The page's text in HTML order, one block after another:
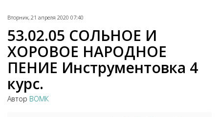
Вторник, 21 апреля 2020 07:40
53.02.05 СОЛЬНОЕ И
ХОРОВОЕ НАРОДНОЕ
ПЕНИЕ Инструментовка 4
курс.
Автор ВОМК